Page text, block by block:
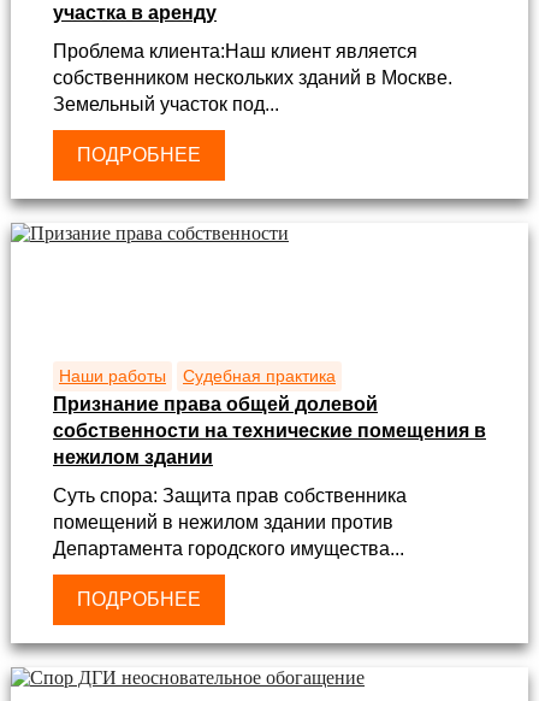
участка в аренду
Проблема клиента:Наш клиент является
собственником нескольких зданий в Москве.
Земельный участок под...
ПОДРОБНЕЕ
Наши работы Судебная практика
Признание права общей долевой
собственности на технические помещения в
нежилом здании
Суть спора: Защита прав собственника
помещений в нежилом здании против
Департамента городского имущества...
ПОДРОБНЕЕ